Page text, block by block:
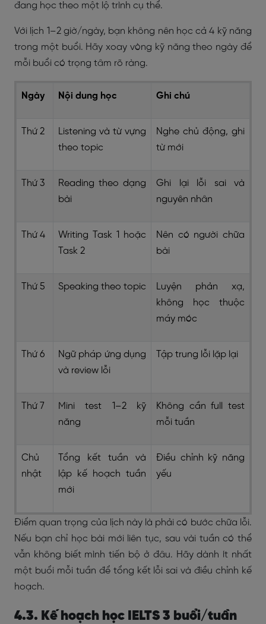
đang học theo một lộ trình cụ thể.
Với lịch 1–2 giờ/ngày, bạn không nên học cả 4 kỹ năng
trong một buổi. Hãy xoay vòng kỹ năng theo ngày để
mỗi buổi có trọng tâm rõ ràng.
Ngày Nội dung học Ghi chú
Thứ 2
Listening và từ vựng
theo topic
Nghe chủ động, ghi
từ mới
Thứ 3
Reading theo dạng
bài
Ghi lại lỗi sai và
nguyên nhân
Thứ 4
Writing Task 1 hoặc
Task 2
Nên có người chữa
bài
Thứ 5 Speaking theo topic
Luyện phản xạ,
không học thuộc
máy móc
Thứ 6
Ngữ pháp ứng dụng
và review lỗi
Tập trung lỗi lặp lại
Thứ 7
Mini test 1–2 kỹ
năng
Không cần full test
mỗi tuần
Chủ
nhật
Tổng kết tuần và
lập kế hoạch tuần
mới
Điều chỉnh kỹ năng
yếu
Điểm quan trọng của lịch này là phải có bước chữa lỗi.
Nếu bạn chỉ học bài mới liên tục, sau vài tuần có thể
vẫn không biết mình tiến bộ ở đâu. Hãy dành ít nhất
một buổi mỗi tuần để tổng kết lỗi sai và điều chỉnh kế
hoạch.
4.3. Kế hoạch học IELTS 3 buổi/tuần